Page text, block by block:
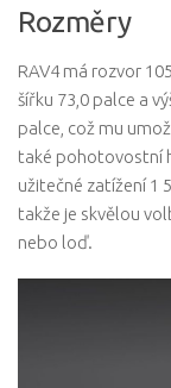
Rozměry
RAV4 má rozvor
šířku 73,0 palce a
palce, což mu
také pohotovostní
užitečné zatížení 1
takže je skvělou
nebo loď.